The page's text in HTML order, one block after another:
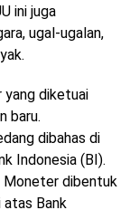
ini juga
ugal-ugalan,
yang diketuai
baru.
dibahas di
Indonesia (BI).
dibentuk
atas Bank